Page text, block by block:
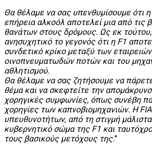
Θα θέλαμε να σας υπενθυμίσουμε ότι
επήρεια αλκοόλ αποτελεί μια από τις
θανάτων στους δρόμους. Ως εκ τούτου,
ανησυχητικό το γεγονός ότι η F1
συνδετικό κρίκο μεταξύ των
οινοπνευματωδών ποτών και του
αθλητισμού.
Θα θέλαμε να σας ζητήσουμε να
θέμα και να σκεφτείτε την
χορηγικές συμφωνίες, όπως συνέβη
χορηγίες των καπνοβιομηχανιών. Η FIA
υπευθυνοτήτων, από τη στιγμή
κυβερνητικό σώμα της F1 και
τους βασικούς μετόχους της."